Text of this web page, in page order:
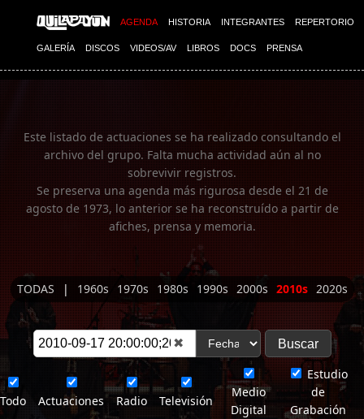
AGENDA HISTORIA INTEGRANTES REPERTORIO
GALERÍA DISCOS VIDEOS/AV LIBROS DOCS PRENSA
Imagen 01
Este listado de actuaciones se ha realizado consultando el
archivo del grupo. Falta mucha actividad aún al no
sobrevivir registros.
Se preserva una agenda más rigurosa desde el 21 de
agosto de 1973, lo anterior se ha reconstruído a partir de
afiches, prensa y memoria.
TODAS | 1960s 1970s 1980s 1990s 2000s 2010s 2020s
✖
Todo Actuaciones Radio Televisión
Medio
Digital
Estudio
de
Grabación